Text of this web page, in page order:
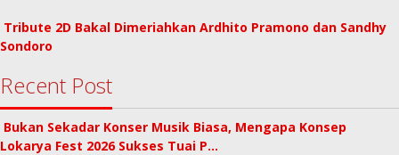
Tribute 2D Bakal Dimeriahkan Ardhito Pramono dan Sandhy
Sondoro
Recent Post
Bukan Sekadar Konser Musik Biasa, Mengapa Konsep
Lokarya Fest 2026 Sukses Tuai P…